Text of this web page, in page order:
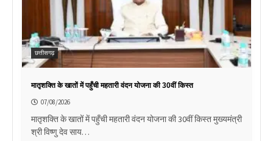
छत्तीसगढ़
मातृशक्ति के खातों में पहुँची महतारी वंदन योजना की 30वीं किस्त
07/08/2026
मातृशक्ति के खातों में पहुँची महतारी वंदन योजना की 30वीं किस्त मुख्यमंत्री
श्री विष्णु देव साय…